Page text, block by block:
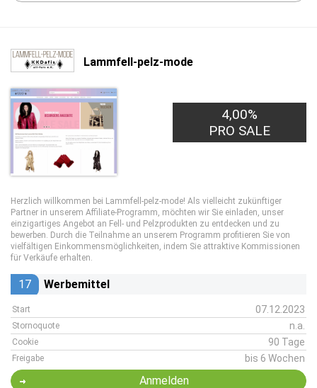
Lammfell-pelz-mode
4,00%
PRO SALE
Herzlich willkommen bei Lammfell-pelz-mode! Als vielleicht zukünftiger
Partner in unserem Affiliate-Programm, möchten wir Sie einladen, unser
einzigartiges Angebot an Fell- und Pelzprodukten zu entdecken und zu
bewerben. Durch die Teilnahme an unserem Programm profitieren Sie von
vielfältigen Einkommensmöglichkeiten, indem Sie attraktive Kommissionen
für Verkäufe erhalten.
17 Werbemittel
Start 07.12.2023
Stornoquote n.a.
Cookie 90 Tage
Freigabe bis 6 Wochen
Anmelden